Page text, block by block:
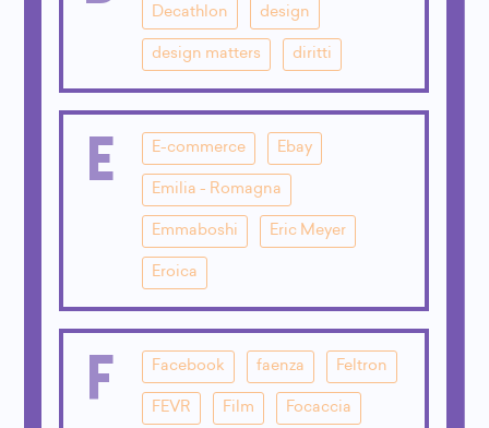
Decathlon design
design matters diritti
E E-commerce Ebay
Emilia - Romagna
Emmaboshi Eric Meyer
Eroica
F Facebook faenza Feltron
FEVR Film Focaccia